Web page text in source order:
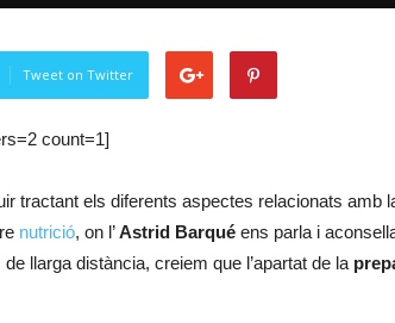
Tweet on Twitter
count=1]
tractant els diferents aspectes relacionats amb
nutrició, on l’Astrid Barqué ens parla i
llarga distància, creiem que l’apartat de la